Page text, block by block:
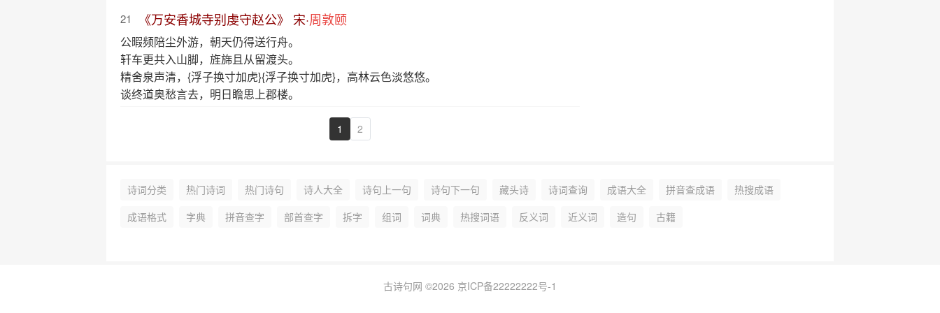
21 《万安香城寺别虔守赵公》 宋·周敦颐
公暇频陪尘外游，朝天仍得送行舟。
轩车更共入山脚，旌旆且从留渡头。
精舍泉声清，{浮子换寸加虎}{浮子换寸加虎}，高林云色淡悠悠。
谈终道奥愁言去，明日瞻思上郡楼。
1 2
诗词分类 热门诗词 热门诗句 诗人大全 诗句上一句 诗句下一句 藏头诗 诗词查询 成语大全 拼音查成语
热搜成语
成语格式
字典 拼音查字 部首查字 拆字 组词 词典 热搜词语 反义词 近义词 造句 古籍
古诗句网 ©2026 京ICP备22222222号-1